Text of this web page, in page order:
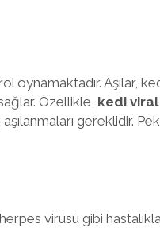
oynamaktadır. Aşılar,
Özellikle, kedi
gereklidir.
virüsü gibi